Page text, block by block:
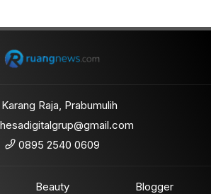
Raja, Prabumulih
0895 2540 0609
Beauty
Blogger